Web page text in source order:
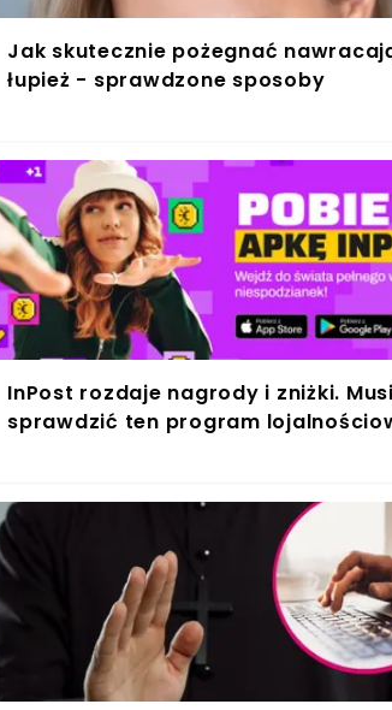
Jak skutecznie pożegnać
łupież - sprawdzone sposoby
InPost rozdaje nagrody i zniżki.
sprawdzić ten program